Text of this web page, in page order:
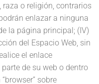
o religión, contrarios
enlazar a ninguna
la página principal; (IV)
del Espacio Web, sin
el enlace
de su web o dentro
sobre